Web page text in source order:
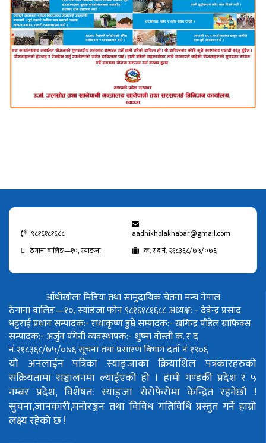
९८१६१८१६८८
aadhikholakhabar@gmail.com
ठेगाना वालिङ—१०, स्याङजा
क. र द नं. २१८३६८/७५/०७६
आँधीखोला मिडिया तथा सामुदायिक चेतना मन्च नेपाल
ठेगाना वालिङ—१०, स्याङजा फोन ९८१६१८१६८८अध्यक्ष: - देवेन्द्र प्रसाद
भट्टराईप्रधान सम्पादक:- राधाकृष्ण डुम्रेसम्पादक:- खगिन्द्र पौडेलग्राफिक्स
सम्पादक:- अर्जुन पंगेनीव्यवस्थापक:- शुष्मा वोस्तीक. र द
नं.२१८३६८/७५/०७६सूचना तथा प्रसारण बिभाग दर्ता नं १९०६
यो अनलाईन पत्रिका स्याङ्जाका क्रियाशिल पत्रकारहरुको
सक्रियतामा सञ्चालनमा ल्याईएको हो । हामी गण्डकी प्रदेश र ५
नम्बर प्रदेश, विशेषत: स्याङ्जा सेरोफेरोमा केन्द्रित रहनेछौ !
सुचना,जानकारी,मनोरञ्जन तथा विविध गतिविधि प्रस्तुत गर्ने हाम्रो
लक्ष्य रहेको छ !